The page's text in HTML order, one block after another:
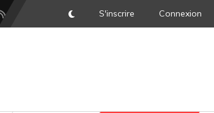
RSS DarkMode
S'inscrire Connexion